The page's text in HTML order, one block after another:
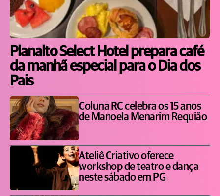
Planalto Select Hotel prepara café
da manhã especial para o Dia dos
Pais
Coluna RC celebra os 15 anos
de Manoela Menarim Requião
Ateliê Criativo oferece
workshop de teatro e dança
neste sábado em PG